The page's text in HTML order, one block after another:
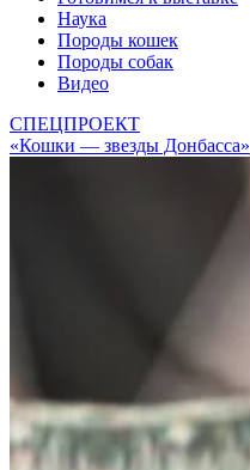
Наука
Породы кошек
Породы собак
Видео
СПЕЦПРОЕКТ
«Кошки — звезды Донбасса»